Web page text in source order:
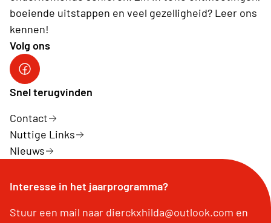
boeiende uitstappen en veel gezelligheid? Leer ons
kennen!
Volg ons
FB Neos Balen
Snel terugvinden
Contact
Nuttige Links
Nieuws
Interesse in het jaarprogramma?
Stuur een mail naar dierckxhilda@outlook.com en